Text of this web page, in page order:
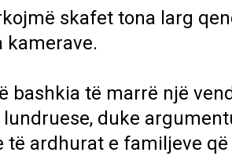
skafet tona larg
kamerave.
bashkia të marrë një
duke
ardhurat e familjeve